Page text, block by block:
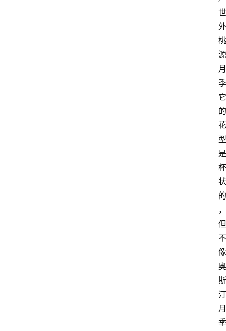
世
外
桃
源
月
季
它
的
花
型
是
杯
状
的
，
但
不
像
奥
斯
汀
月
季